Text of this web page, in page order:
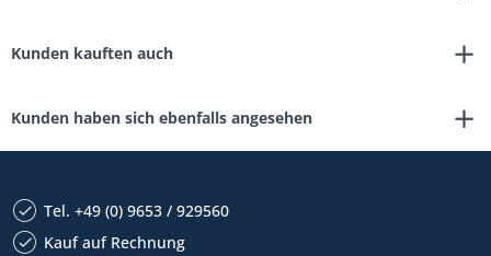
Kunden kauften auch
Kunden haben sich ebenfalls angesehen
Tel. +49 (0) 9653 / 929560
Kauf auf Rechnung